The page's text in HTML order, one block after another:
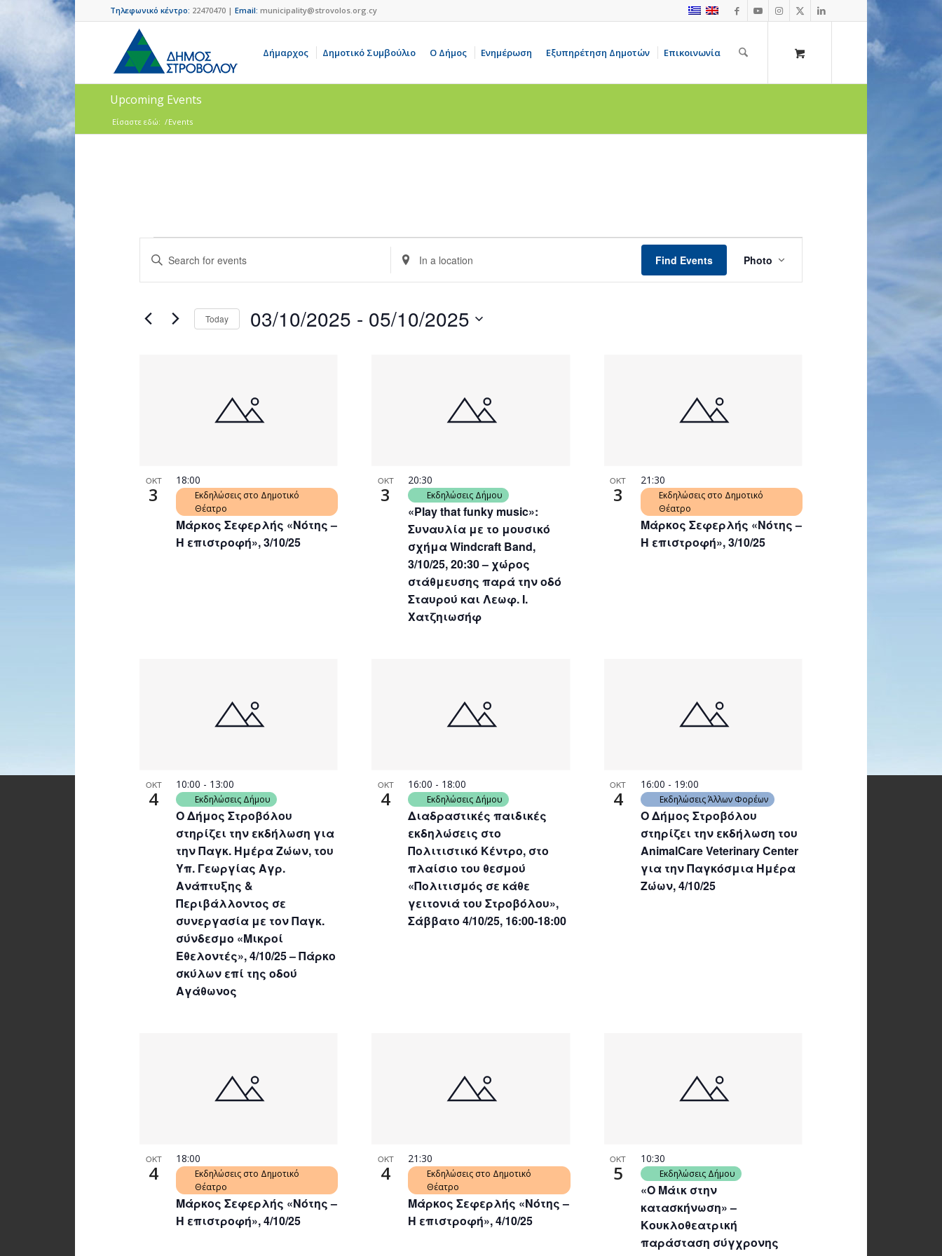
Τηλεφωνικό κέντρο: 22470470 | Email: municipality@strovolos.org.cy
Δήμαρχος Δημοτικό Συμβούλιο Ο Δήμος Ενημέρωση Εξυπηρέτηση Δημοτών Επικοινωνία
Upcoming Events
Είσαστε εδώ: /Events
Events
Search
and
Views
Navigation
Enter
Keyword.
Search
Events
Enter
Location.
Search
Events
by
Find Events
Views
Photo
Today 03/10/2025 - 05/10/2025
View
ΟΚΤ
3
Μάρκος Σεφερλής «Νότης –
Η επιστροφή», 3/10/25
18:00
Εκδηλώσεις στο Δημοτικό
Θέατρο
ΟΚΤ
3
«Play that funky music»:
Συναυλία με το μουσικό
σχήμα Windcraft Band,
3/10/25, 20:30 – χώρος
στάθμευσης παρά την οδό
Σταυρού και Λεωφ. Ι.
Χατζηιωσήφ
20:30
Εκδηλώσεις Δήμου
ΟΚΤ
3
Μάρκος Σεφερλής «Νότης –
Η επιστροφή», 3/10/25
21:30
Εκδηλώσεις στο Δημοτικό
Θέατρο
ΟΚΤ
4
Ο Δήμος Στροβόλου
στηρίζει την εκδήλωση για
την Παγκ. Ημέρα Ζώων, του
Υπ. Γεωργίας Αγρ.
Ανάπτυξης &
Περιβάλλοντος σε
συνεργασία με τον Παγκ.
σύνδεσμο «Μικροί
Εθελοντές», 4/10/25 – Πάρκο
σκύλων επί της οδού
Αγάθωνος
10:00 - 13:00
Εκδηλώσεις Δήμου
ΟΚΤ
4
Διαδραστικές παιδικές
εκδηλώσεις στο
Πολιτιστικό Κέντρο, στο
πλαίσιο του θεσμού
«Πολιτισμός σε κάθε
γειτονιά του Στροβόλου»,
Σάββατο 4/10/25, 16:00-18:00
16:00 - 18:00
Εκδηλώσεις Δήμου
ΟΚΤ
4
Ο Δήμος Στροβόλου
στηρίζει την εκδήλωση του
AnimalCare Veterinary Center
για την Παγκόσμια Ημέρα
Ζώων, 4/10/25
16:00 - 19:00
Εκδηλώσεις Άλλων Φορέων
ΟΚΤ
4
Μάρκος Σεφερλής «Νότης –
Η επιστροφή», 4/10/25
18:00
Εκδηλώσεις στο Δημοτικό
Θέατρο
ΟΚΤ
4
Μάρκος Σεφερλής «Νότης –
Η επιστροφή», 4/10/25
21:30
Εκδηλώσεις στο Δημοτικό
Θέατρο
ΟΚΤ
5
«Ο Μάικ στην
κατασκήνωση» –
Κουκλοθεατρική
παράσταση σύγχρονης
10:30
Εκδηλώσεις Δήμου